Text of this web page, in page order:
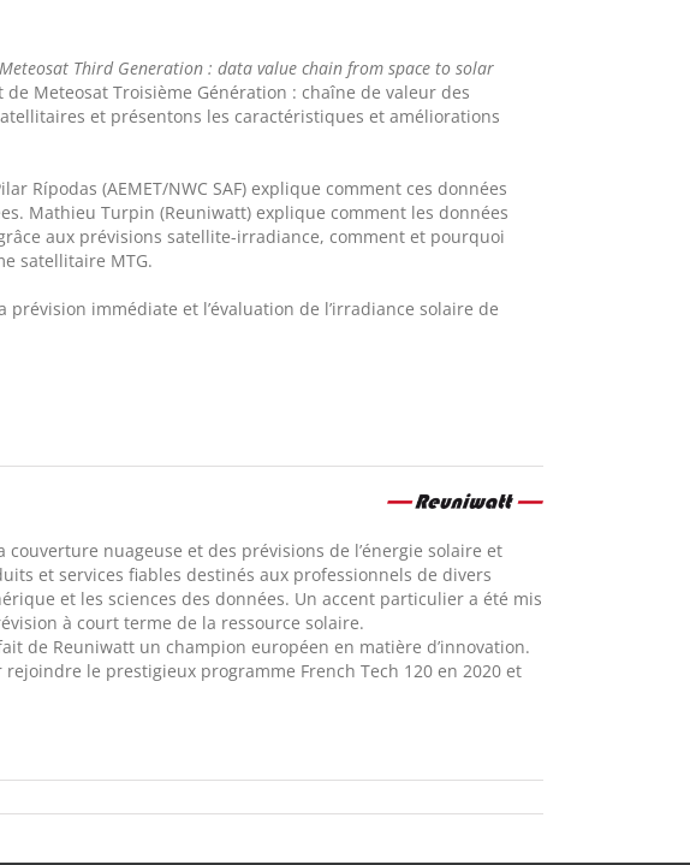
Third Generation : data value chain from space to solar
Meteosat Troisième Génération : chaîne de valeur des
et présentons les caractéristiques et améliorations
Rípodas (AEMET/NWC SAF) explique comment ces données
Mathieu Turpin (Reuniwatt) explique comment les données
aux prévisions satellite-irradiance, comment et pourquoi
satellitaire MTG.
prévision immédiate et l’évaluation de l’irradiance solaire de
nuageuse et des prévisions de l’énergie solaire et
et services fiables destinés aux professionnels de divers
et les sciences des données. Un accent particulier a été mis
à court terme de la ressource solaire.
de Reuniwatt un champion européen en matière d’innovation.
le prestigieux programme French Tech 120 en 2020 et